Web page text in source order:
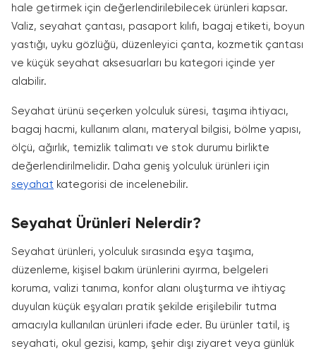
hale getirmek için değerlendirilebilecek ürünleri kapsar.
Valiz, seyahat çantası, pasaport kılıfı, bagaj etiketi, boyun
yastığı, uyku gözlüğü, düzenleyici çanta, kozmetik çantası
ve küçük seyahat aksesuarları bu kategori içinde yer
alabilir.
Seyahat ürünü seçerken yolculuk süresi, taşıma ihtiyacı,
bagaj hacmi, kullanım alanı, materyal bilgisi, bölme yapısı,
ölçü, ağırlık, temizlik talimatı ve stok durumu birlikte
değerlendirilmelidir. Daha geniş yolculuk ürünleri için
seyahat kategorisi de incelenebilir.
Seyahat Ürünleri Nelerdir?
Seyahat ürünleri, yolculuk sırasında eşya taşıma,
düzenleme, kişisel bakım ürünlerini ayırma, belgeleri
koruma, valizi tanıma, konfor alanı oluşturma ve ihtiyaç
duyulan küçük eşyaları pratik şekilde erişilebilir tutma
amacıyla kullanılan ürünleri ifade eder. Bu ürünler tatil, iş
seyahati, okul gezisi, kamp, şehir dışı ziyaret veya günlük